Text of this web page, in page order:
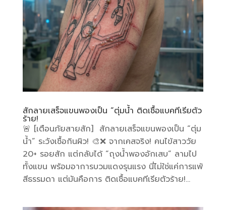
สักลายเสร็จแขนพองเป็น “ตุ่มน้ำ ติดเชื้อแบคทีเรียตัว
ร้าย!
🚨 [เตือนภัยสายสัก] สักลายเสร็จแขนพองเป็น “ตุ่ม
น้ำ” ระวังเชื้อกินผิว! 🎨❌ จากเคสจริง! คนไข้สาววัย
20+ รอยสัก แต่กลับได้ “ถุงน้ำพองอักเสบ” ลามไป
ทั้งแขน พร้อมอาการบวมแดงรุนแรง นี่ไม่ใช่แค่การแพ้
สีธรรมดา แต่มันคือการ ติดเชื้อแบคทีเรียตัวร้าย!...